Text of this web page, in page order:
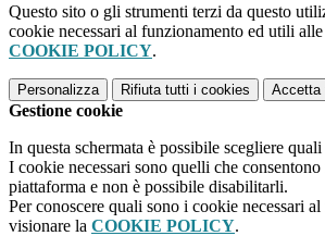
Questo sito o gli strumenti terzi da questo
cookie necessari al funzionamento ed utili
COOKIE POLICY.
Personalizza Rifiuta tutti i cookies Accetta
Gestione cookie
In questa schermata è possibile scegliere
I cookie necessari sono quelli che
piattaforma e non è possibile disabilitarli.
Per conoscere quali sono i cookie necessari
visionare la COOKIE POLICY.